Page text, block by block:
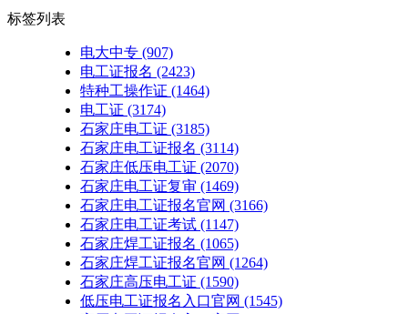
标签列表
电大中专 (907)
电工证报名 (2423)
特种工操作证 (1464)
电工证 (3174)
石家庄电工证 (3185)
石家庄电工证报名 (3114)
石家庄低压电工证 (2070)
石家庄电工证复审 (1469)
石家庄电工证报名官网 (3166)
石家庄电工证考试 (1147)
石家庄焊工证报名 (1065)
石家庄焊工证报名官网 (1264)
石家庄高压电工证 (1590)
低压电工证报名入口官网 (1545)